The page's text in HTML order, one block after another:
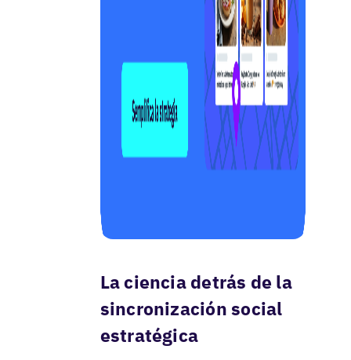
La ciencia detrás de la
sincronización social
estratégica